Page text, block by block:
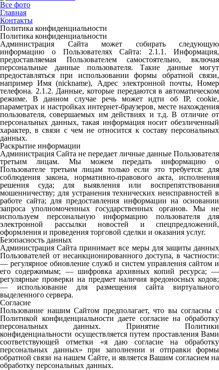
Все фото
Главная
Контакты
Политика конфиденциальности
Политика конфиденциальности
Администрация Сайта может собирать следующую
информацию о Пользователях Сайта: 2.1.1. Информация,
предоставляемая Пользователем самостоятельно, включая
персональные данные пользователя. Такие данные могут
предоставляться при использовании формы обратной связи,
например Имя (nickname), Адрес электронной почты, Номер
телефона. 2.1.2. Данные, которые передаются в автоматическом
режиме. В данном случае речь может идти об IP, cookie,
параметрах и настройках интернет-браузеров, месте нахождения
пользователя, совершаемых им действиях и т.д. В отличие от
персональных данных, такая информация носит обезличенный
характер, в связи с чем не относится к составу персональных
данных.
Раскрытие информации
Администрация Сайта не передает личные данные Пользователя
третьим лицам. Мы можем передать информацию о
Пользователе третьим лицам только если это требуется: для
соблюдения закона, нормативно-правового акта, исполнения
решения суда; для выявления или воспрепятствования
мошенничеству; для устранения технических неисправностей в
работе сайта; для предоставления информации на основании
запроса уполномоченных государственных органов. Мы не
используем персональную информацию пользователя для
электронной рассылки новостей и спецпредложений,
оформления и проведения торговой сделки и оказания услуг.
Безопасность данных
Администрация Сайта принимает все меры для защиты данных
Пользователей от несанкционированного доступа, в частности:
— регулярное обновление служб и систем управления сайтом и
его содержимым; — шифровка архивных копий ресурса; —
регулярные проверки на предмет наличия вредоносных кодов;
— использование для размещения сайта виртуального
выделенного сервера.
Согласие
Пользование нашим Сайтом предполагает, что вы согласны с
Политикой конфиденциальности даете согласие на обработку
персональных данных. Принятие Политики
конфиденциальности осуществляется путем проставления Вами
соответствующей отметки «я даю согласие на обработку
персональных данных» при заполнении и отправки формы
обратной связи на нашем Сайте, и является Вашим согласием на
обработку персональных данных.